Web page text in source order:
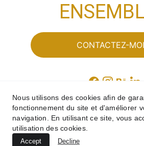
Design et rédaction : Marion
Condition générale de vente
CONTACTEZ-
Nous utilisons des cookies afin de
fonctionnement du site et d'améliorer
navigation. En utilisant ce site, vous
utilisation des cookies.
Accept Decline